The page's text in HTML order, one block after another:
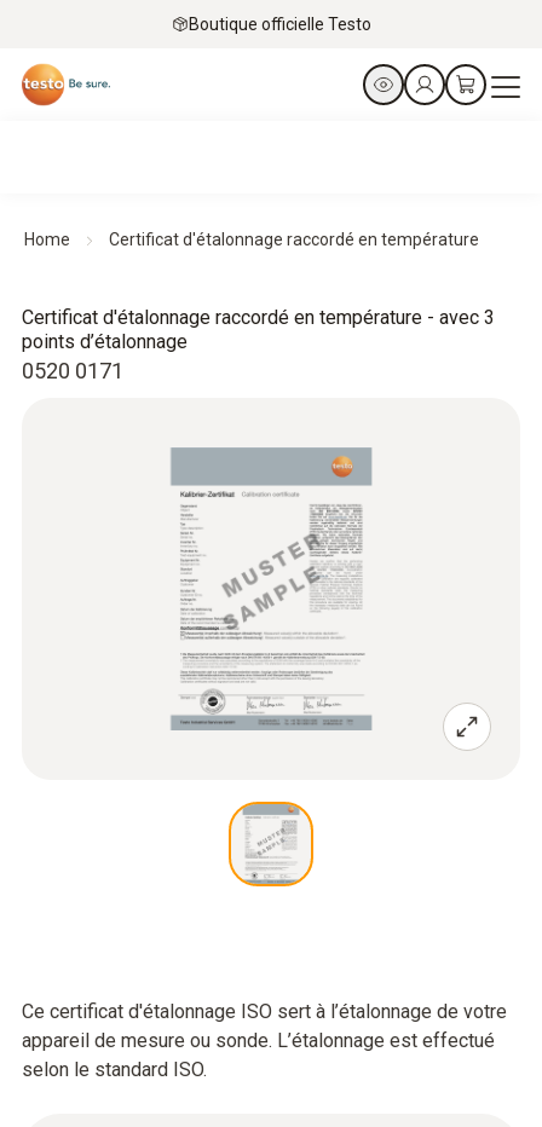
Boutique officielle Testo
Home Certificat d'étalonnage raccordé en température
0520 0171
Certificat d'étalonnage raccordé en température - avec 3
points d’étalonnage
Ce certificat d'étalonnage ISO sert à l’étalonnage de votre
appareil de mesure ou sonde. L’étalonnage est effectué
selon le standard ISO.